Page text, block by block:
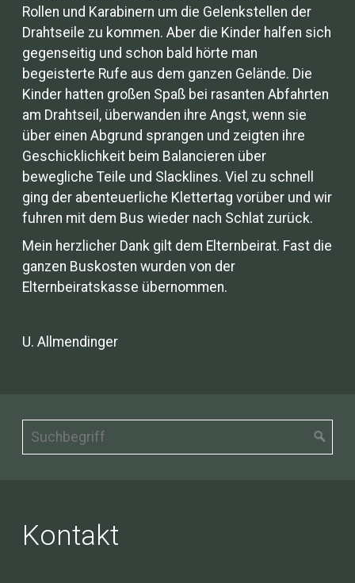
Rollen und Karabinern um die Gelenkstellen der
Drahtseile zu kommen. Aber die Kinder halfen sich
gegenseitig und schon bald hörte man
begeisterte Rufe aus dem ganzen Gelände. Die
Kinder hatten großen Spaß bei rasanten Abfahrten
am Drahtseil, überwanden ihre Angst, wenn sie
über einen Abgrund sprangen und zeigten ihre
Geschicklichkeit beim Balancieren über
bewegliche Teile und Slacklines. Viel zu schnell
ging der abenteuerliche Klettertag vorüber und wir
fuhren mit dem Bus wieder nach Schlat zurück.
Mein herzlicher Dank gilt dem Elternbeirat. Fast die
ganzen Buskosten wurden von der
Elternbeiratskasse übernommen.
U. Allmendinger
Kontakt